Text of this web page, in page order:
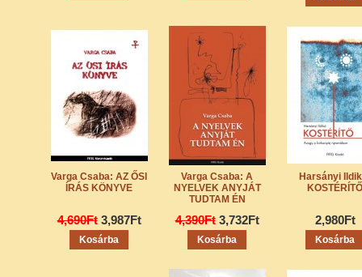
Varga Csaba: AZ ŐSI
ÍRÁS KÖNYVE
4,690Ft 3,987Ft
Varga Csaba: A
NYELVEK ANYJÁT
TUDTAM ÉN
4,390Ft 3,732Ft
Harsányi
KOSTÉRÍTŐ
2,980Ft